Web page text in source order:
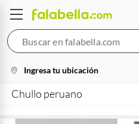
location-
icon
Ingresa tu ubicación
Chullo peruano